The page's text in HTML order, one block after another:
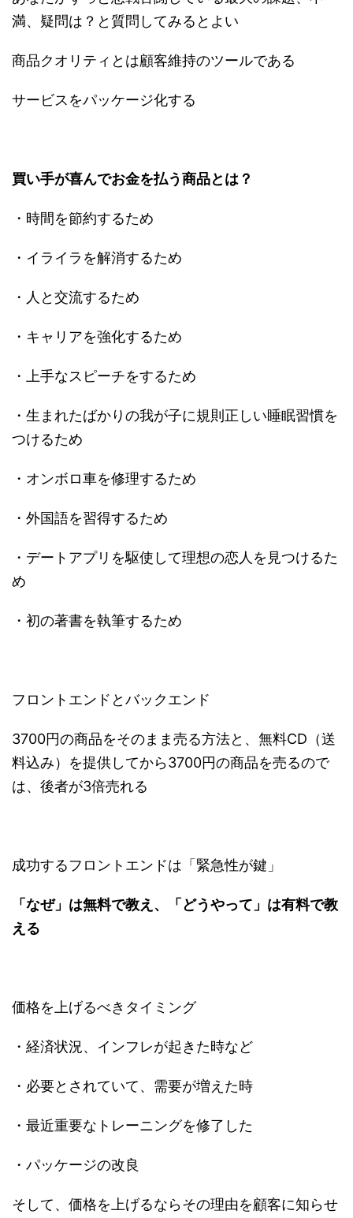
満、疑問は？と質問してみるとよい
商品クオリティとは顧客維持のツールである
サービスをパッケージ化する
買い手が喜んでお金を払う商品とは？
・時間を節約するため
・イライラを解消するため
・人と交流するため
・キャリアを強化するため
・上手なスピーチをするため
・生まれたばかりの我が子に規則正しい睡眠習慣を
つけるため
・オンボロ車を修理するため
・外国語を習得するため
・デートアプリを駆使して理想の恋人を見つけるた
め
・初の著書を執筆するため
フロントエンドとバックエンド
3700円の商品をそのまま売る方法と、無料CD（送
料込み）を提供してから3700円の商品を売るので
は、後者が3倍売れる
成功するフロントエンドは「緊急性が鍵」
「なぜ」は無料で教え、「どうやって」は有料で教
える
価格を上げるべきタイミング
・経済状況、インフレが起きた時など
・必要とされていて、需要が増えた時
・最近重要なトレーニングを修了した
・パッケージの改良
そして、価格を上げるならその理由を顧客に知らせ